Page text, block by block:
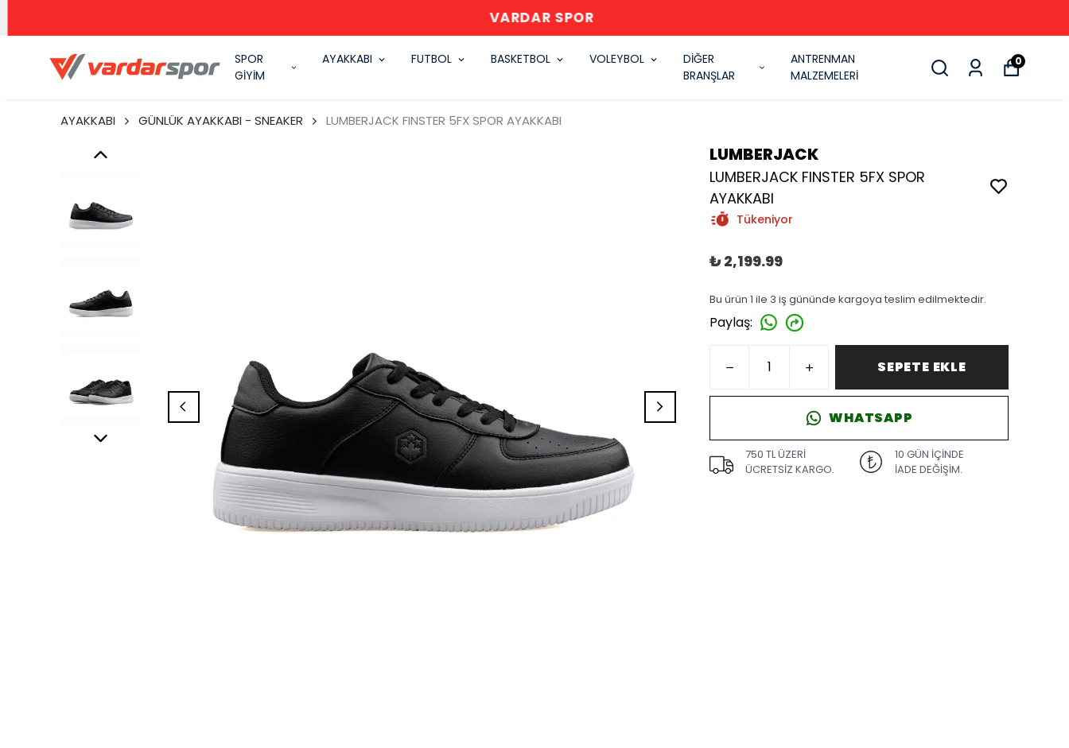
VARDAR SPOR
SPOR
GİYİM
AYAKKABI FUTBOL BASKETBOL VOLEYBOL
DİĞER
BRANŞLAR
ANTRENMAN
MALZEMELERİ
0
AYAKKABI GÜNLÜK AYAKKABI - SNEAKER LUMBERJACK FINSTER 5FX SPOR AYAKKABI
LUMBERJACK
LUMBERJACK FINSTER 5FX SPOR
AYAKKABI
Tükeniyor
₺ 2,199.99
Bu ürün 1 ile 3 iş gününde kargoya teslim edilmektedir.
Paylaş:
SEPETE EKLE
WHATSAPP
750 TL ÜZERİ
ÜCRETSİZ KARGO.
10 GÜN İÇİNDE
İADE DEĞİŞİM.